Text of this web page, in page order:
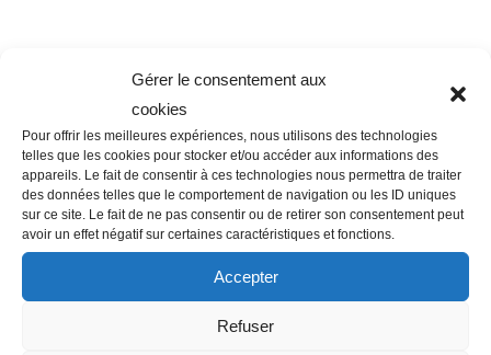
Gérer le consentement aux
cookies
Pour offrir les meilleures expériences, nous utilisons des technologies
telles que les cookies pour stocker et/ou accéder aux informations des
appareils. Le fait de consentir à ces technologies nous permettra de traiter
des données telles que le comportement de navigation ou les ID uniques
sur ce site. Le fait de ne pas consentir ou de retirer son consentement peut
avoir un effet négatif sur certaines caractéristiques et fonctions.
Accepter
Refuser
Famille : F03
Diamètre : 50 mm
Filetage raccord : 1″1/2
Couleur : Bleu